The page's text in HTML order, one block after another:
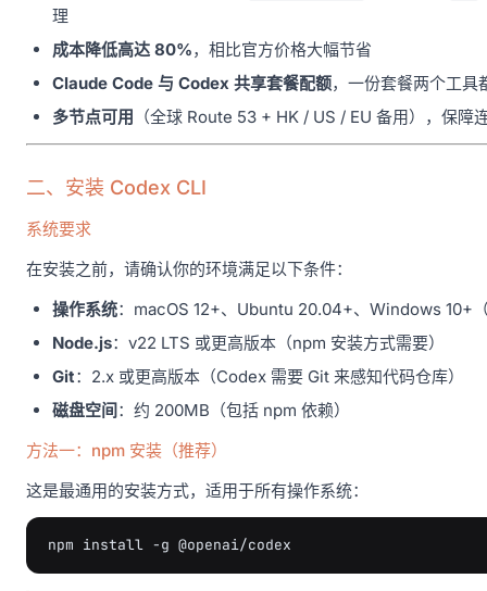
理
成本降低高达 80%，相比官方价格大幅节省
Claude Code 与 Codex 共享套餐配额，一份套餐两个工具
多节点可用 （全球 Route 53 + HK / US / EU 备用），保障
二、安装 Codex CLI
系统要求
在安装之前，请确认你的环境满足以下条件：
操作系统：macOS 12+、Ubuntu 20.04+、Windows 10+
Node.js：v22 LTS 或更高版本（npm 安装方式需要）
Git：2.x 或更高版本（Codex 需要 Git 来感知代码仓库）
磁盘空间：约 200MB（包括 npm 依赖）
方法一：npm 安装（推荐）
这是最通用的安装方式，适用于所有操作系统：
npm install -g